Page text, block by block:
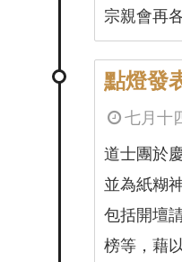
宗親會再
點燈發
七月十
道士團於
並為紙糊
包括開壇
榜等，藉